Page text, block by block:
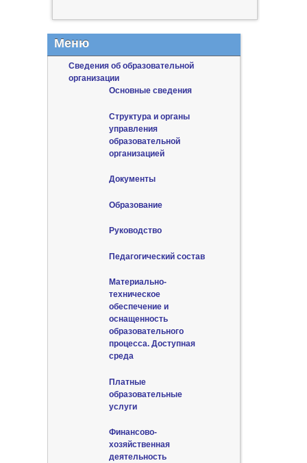
Меню
Сведения об образовательной
организации
Основные сведения
Структура и органы
управления
образовательной
организацией
Документы
Образование
Руководство
Педагогический состав
Материально-
техническое
обеспечение и
оснащенность
образовательного
процесса. Доступная
среда
Платные
образовательные
услуги
Финансово-
хозяйственная
деятельность